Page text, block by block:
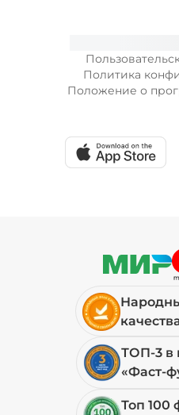
Политика
Положение о
ТОП-3 в
«Фаст-
Топ 100